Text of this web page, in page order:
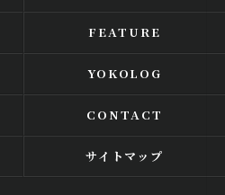
FEATURE
YOKOLOG
CONTACT
サイトマップ